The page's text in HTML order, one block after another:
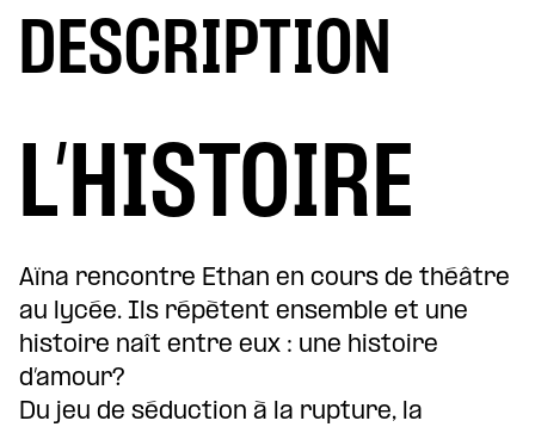
DESCRIPTION
L’HISTOIRE
Aïna rencontre Ethan en cours de théâtre
au lycée. Ils répètent ensemble et une
histoire naît entre eux : une histoire
d’amour?
Du jeu de séduction à la rupture, la